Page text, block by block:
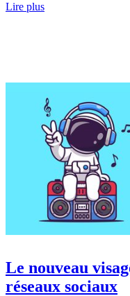
Lire plus
Le nouveau
réseaux sociaux